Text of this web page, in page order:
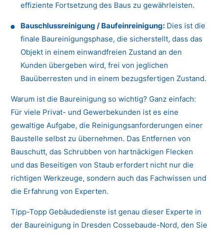
effiziente Fortsetzung des Baus zu gewährleisten.
Bauschlussreinigung / Baufeinreinigung: Dies ist die
finale Baureinigungsphase, die sicherstellt, dass das
Objekt in einem einwandfreien Zustand an den
Kunden übergeben wird, frei von jeglichen
Bauüberresten und in einem bezugsfertigen Zustand.
Warum ist die Baureinigung so wichtig? Ganz einfach:
Für viele Privat- und Gewerbekunden ist es eine
gewaltige Aufgabe, die Reinigungsanforderungen einer
Baustelle selbst zu übernehmen. Das Entfernen von
Bauschutt, das Schrubben von hartnäckigen Flecken
und das Beseitigen von Staub erfordert nicht nur die
richtigen Werkzeuge, sondern auch das Fachwissen und
die Erfahrung von Experten.
Tipp-Topp Gebäudedienste ist genau dieser Experte in
der Baureinigung in Dresden Cossebaude-Nord, den Sie